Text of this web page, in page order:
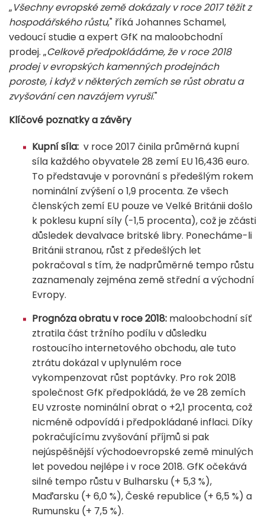
„Všechny evropské země dokázaly v roce 2017 těžit z
hospodářského růstu," říká Johannes Schamel,
vedoucí studie a expert GfK na maloobchodní
prodej. „Celkově předpokládáme, že v roce 2018
prodej v evropských kamenných prodejnách
poroste, i když v některých zemích se růst obratu a
zvyšování cen navzájem vyruší."
Klíčové poznatky a závěry
Kupní síla: v roce 2017 činila průměrná kupní
síla každého obyvatele 28 zemí EU 16,436 euro.
To představuje v porovnání s předešlým rokem
nominální zvýšení o 1,9 procenta. Ze všech
členských zemí EU pouze ve Velké Británii došlo
k poklesu kupní síly (-1,5 procenta), což je zčásti
důsledek devalvace britské libry. Ponecháme-li
Británii stranou, růst z předešlých let
pokračoval s tím, že nadprůměrné tempo růstu
zaznamenaly zejména země střední a východní
Evropy.
Prognóza obratu v roce 2018: maloobchodní síť
ztratila část tržního podílu v důsledku
rostoucího internetového obchodu, ale tuto
ztrátu dokázal v uplynulém roce
vykompenzovat růst poptávky. Pro rok 2018
společnost GfK předpokládá, že ve 28 zemích
EU vzroste nominální obrat o +2,1 procenta, což
nicméně odpovídá i předpokládané inflaci. Díky
pokračujícímu zvyšování příjmů si pak
nejúspěšnější východoevropské země minulých
let povedou nejlépe i v roce 2018. GfK očekává
silné tempo růstu v Bulharsku (+ 5,3 %),
Maďarsku (+ 6,0 %), České republice (+ 6,5 %) a
Rumunsku (+ 7,5 %).